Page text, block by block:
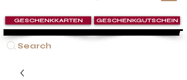
Search
GESCHENKKARTEN GESCHENKGUTSCHEIN